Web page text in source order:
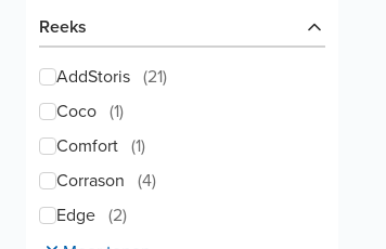
Reeks
AddStoris (21)
Coco (1)
Comfort (1)
Corrason (4)
Edge (2)